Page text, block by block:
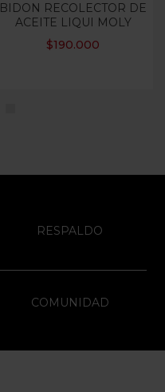
BIDON RECOLECTOR DE
ACEITE LIQUI MOLY
$190.000
RESPALDO
COMUNIDAD